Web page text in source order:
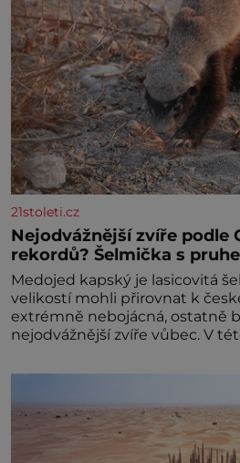
21stoleti.cz
Nejodvážnější zvíře podle
rekordů? Šelmička s
Medojed kapský je lasicovitá
velikostí mohli přirovnat k
extrémně nebojácná, ostatně
nejodvážnější zvíře vůbec. V